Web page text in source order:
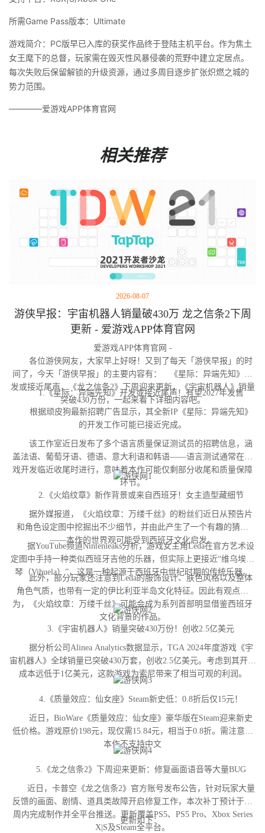
所需Game Pass版本：Ultimate
游戏简介：PC版早已入库的获奖作品终于登陆主机平台。作为焦土
女王麾下的总督，玩家需在毁灭性风暴侵袭的荒野中建立定居点。
每次失败后保留解锁的升级资源，通过多周目逐步扩张炽燃之城的
势力范围。
————爱游戏APP体育官网
相关推荐
2026-08-07
游侠早报：宇宙机器人销量破430万 龙之信条2下周
更新 - 爱游戏APP体育官网
爱游戏APP体育官网 -
各位游侠网友，大家早上好呀！又到了每天「游侠早报」的时
间了，今天「游侠早报」的主要内容有： 《星际：异端先知》开
发或接近尾声，《龙之信条2》下周迎来更新，《宇宙机器人》销量
突破430万份，一起来看下详细内容吧。
1.《星际：异端先知》开发或接近尾声！有望2027年发售
根据顽皮狗最新招聘广告显示，其全新IP《星际：异端先知》
的开发工作可能已接近完成。
该工作室近日发布了多个语言质量保证测试员的招聘信息，涵
盖法语、葡萄牙语、德语、意大利语和韩语——语言测试通常在游
戏开发临近收尾时进行，意味着本作可能仅剩部分收尾和质量保障
环节。
2.《火焰纹章》新作背景或来自西班牙！女主造型藏细节
据外媒报道，《火焰纹章：万缕千丝》的粉丝们近日从预告片
和角色设定图中挖掘出不少细节，并由此产生了一个有趣的猜测
——本作的世界观可能受到西班牙文化启发。
据YouTube频道Nintenleaks分析，游戏女主角Leda在官方艺术设
定图中手持一种类似西班牙吉他的乐器，但实际上更接近“维乌埃拉
琴（Vihuela）”，这是一种起源于西班牙中世纪时期的传统乐器。
此外，部分玩家还注意到Leda的服饰设计、肤色风格以及整体
角色气质，也带有一定的伊比利亚半岛文化特征。因此有观点认
为，《火焰纹章：万缕千丝》可能会成为系列首部明显借鉴西班牙
文化背景的作品。
3.《宇宙机器人》销量突破430万份！创收2.5亿美元
据分析公司Alinea Analytics数据显示，TGA 2024年度游戏《宇
宙机器人》全球销量已突破430万套，创收2.5亿美元。考虑到其开发
成本远低于1亿美元，这款游戏为索尼带来了相当可观的利润。
4.《质量效应：仙女座》Steam新史低：0.8折后仅15元！
近日，BioWare《质量效应：仙女座》豪华版在Steam迎来新史
低价格。游戏原价198元，现仅需15.84元，相当于0.8折。需注意，
本作不支持中文
5.《龙之信条2》下周迎来更新：修复画面语音等大量BUG
近日，卡普空《龙之信条2》官方账号发布公告，针对玩家大量
反馈的画面、剧情、道具类故障开启修复工作，本次补丁预计于下
周内完成制作并全平台推送。更新覆盖PS5、PS5 Pro、Xbox Series
X|S及Steam全平台。
更新如下：